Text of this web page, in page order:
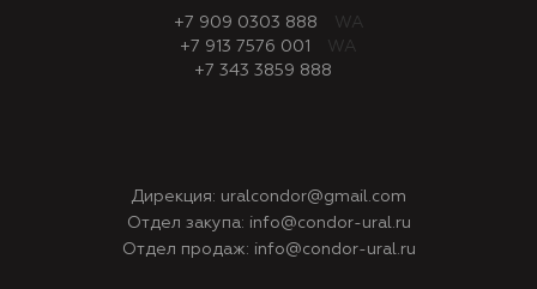
+7 909 0303 888
WA
+7 913 7576 001
WA
+7 343 3859 888
Дирекция: uralcondor@gmail.com
Отдел закупа: info@condor-ural.ru
Отдел продаж: info@condor-ural.ru